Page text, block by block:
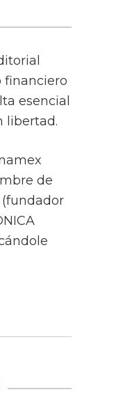
financiero
esencial
libertad.
de